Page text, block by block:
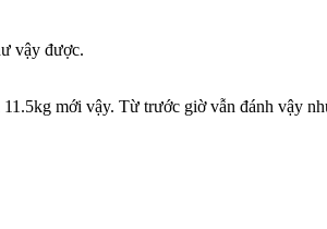
vậy được.
mới vậy. Từ trước giờ vẫn đánh vậy